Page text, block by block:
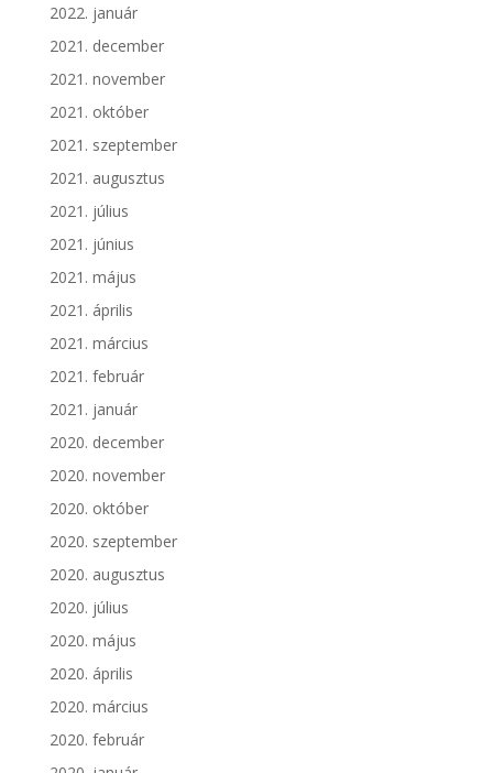
2022. január
2021. december
2021. november
2021. október
2021. szeptember
2021. augusztus
2021. július
2021. június
2021. május
2021. április
2021. március
2021. február
2021. január
2020. december
2020. november
2020. október
2020. szeptember
2020. augusztus
2020. július
2020. május
2020. április
2020. március
2020. február